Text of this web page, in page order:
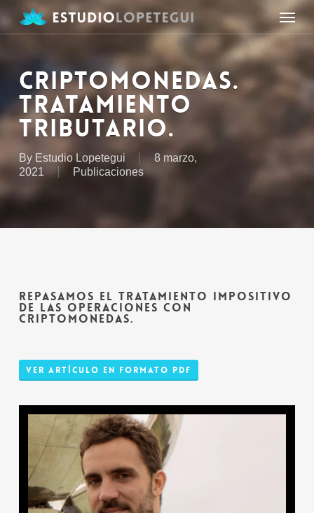
main
Menu
CRIPTOMONEDAS.
TRATAMIENTO
TRIBUTARIO.
By Estudio Lopetegui
8 marzo,
2021
Publicaciones
REPASAMOS EL TRATAMIENTO IMPOSITIVO
DE LAS OPERACIONES CON
CRIPTOMONEDAS.
Ver Artículo en Formato PDF